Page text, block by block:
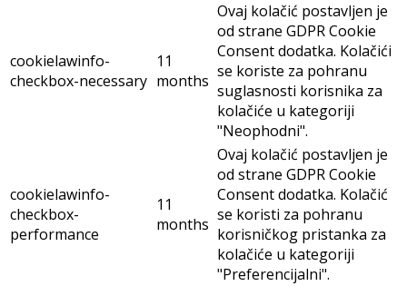
cookielawinfo-
checkbox-necessary
11
months
Ovaj kolačić postavljen je
od strane GDPR Cookie
Consent dodatka. Kolačići
se koriste za pohranu
suglasnosti korisnika za
kolačiće u kategoriji
"Neophodni".
cookielawinfo-
checkbox-
performance
11
months
Ovaj kolačić postavljen je
od strane GDPR Cookie
Consent dodatka. Kolačić
se koristi za pohranu
korisničkog pristanka za
kolačiće u kategoriji
"Preferencijalni".